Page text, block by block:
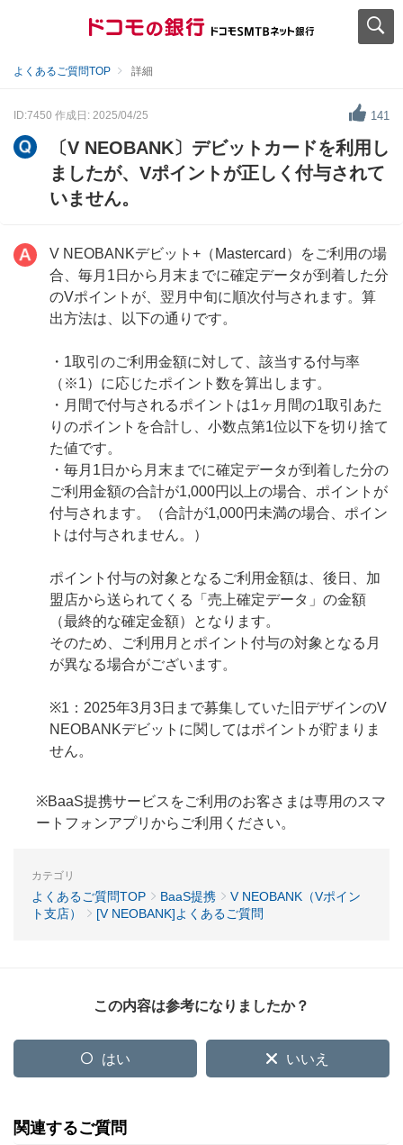
よくあるご質問TOP 詳細
ID:7450 作成日: 2025/04/25 141
〔V NEOBANK〕デビットカードを利用し
ましたが、Vポイントが正しく付与されて
いません。
V NEOBANKデビット+（Mastercard）をご利用の場
合、毎月1日から月末までに確定データが到着した分
のVポイントが、翌月中旬に順次付与されます。算
出方法は、以下の通りです。
・1取引のご利用金額に対して、該当する付与率
（※1）に応じたポイント数を算出します。
・月間で付与されるポイントは1ヶ月間の1取引あた
りのポイントを合計し、小数点第1位以下を切り捨て
た値です。
・毎月1日から月末までに確定データが到着した分の
ご利用金額の合計が1,000円以上の場合、ポイントが
付与されます。（合計が1,000円未満の場合、ポイン
トは付与されません。）
ポイント付与の対象となるご利用金額は、後日、加
盟店から送られてくる「売上確定データ」の金額
（最終的な確定金額）となります。
そのため、ご利用月とポイント付与の対象となる月
が異なる場合がございます。
※1：2025年3月3日まで募集していた旧デザインのV
NEOBANKデビットに関してはポイントが貯まりま
せん。
※BaaS提携サービスをご利用のお客さまは専用のスマ
ートフォンアプリからご利用ください。
カテゴリ
よくあるご質問TOP BaaS提携
V NEOBANK（Vポイン
ト支店）
[V NEOBANK]よくあるご質問
この内容は参考になりましたか？
はい いいえ
関連するご質問